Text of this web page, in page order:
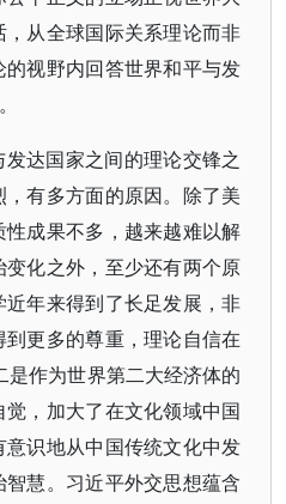
从全球国际关系理论而非
视野内回答世界和平与发
达国家之间的理论交锋之
有多方面的原因。除了美
成果不多，越来越难以解
化之外，至少还有两个原
年来得到了长足发展，非
更多的尊重，理论自信在
作为世界第二大经济体的
，加大了在文化领域中国
识地从中国传统文化中发
慧。习近平外交思想蕴含